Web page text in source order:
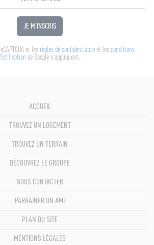
JE M'INSCRIS
et les règles de confidentialitéet les conditions
de Google s'appliquent..
ACCUEIL
TROUVEZ UN LOGEMENT
TROUVEZ UN TERRAIN
DÉCOUVREZ LE GROUPE
NOUS CONTACTER
PARRAINER UN AMI
PLAN DU SITE
MENTIONS LÉGALES